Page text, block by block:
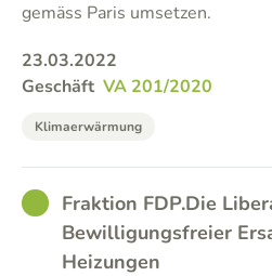
gemäss Paris umsetzen.
23.03.2022
Geschäft VA 201/2020
Klimaerwärmung
GOODFraktion FDP.Die
Bewilligungsfreier
Heizungen